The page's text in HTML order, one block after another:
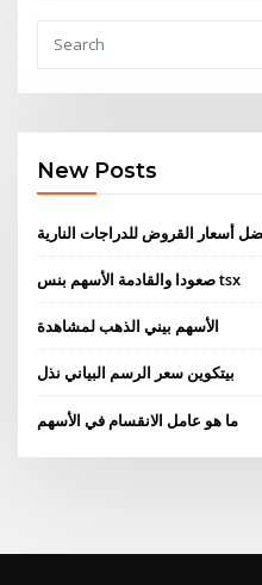
New Posts
أسعار القروض للدراجات النارية
صعودا والقادمة الأسهم بنس tsx
الأسهم بيني الذهب لمشاهدة
بيتكوين سعر الرسم البياني نذل
ما هو عامل الانقسام في الأسهم